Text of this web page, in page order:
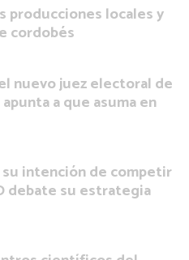
producciones locales y
cordobés
nuevo juez electoral de
a que asuma en
intención de competir
debate su estrategia